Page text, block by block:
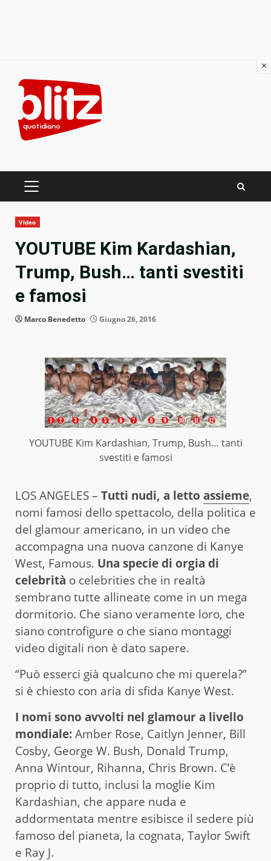
content
PRIMARY
Video
YOUTUBE Kim Kardashian,
Trump, Bush… tanti svestiti
e famosi
Marco Benedetto Giugno 26, 2016
YOUTUBE Kim Kardashian, Trump, Bush… tanti
svestiti e famosi
LOS ANGELES – Tutti nudi, a letto assieme,
nomi famosi dello spettacolo, della politica e
del glamour americano, in un video che
accompagna una nuova canzone di Kanye
West, Famous. Una specie di orgia di
celebrità o celebrities che in realtà
sembrano tutte allineate come in un mega
dormitorio. Che siano veramente loro, che
siano controfigure o che siano montaggi
video digitali non è dato sapere.
“Può esserci già qualcuno che mi querela?”
si è chiesto con aria di sfida Kanye West.
I nomi sono avvolti nel glamour a livello
mondiale:Amber Rose, Caitlyn Jenner, Bill
Cosby, George W. Bush, Donald Trump,
Anna Wintour, Rihanna, Chris Brown. C’è
proprio di tutto, inclusi la moglie Kim
Kardashian, che appare nuda e
addormentata mentre esibisce il sedere più
famoso del pianeta, la cognata, Taylor Swift
e Ray J.
×